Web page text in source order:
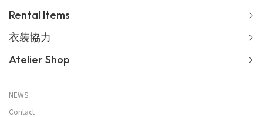
Rental Items
衣装協力
Atelier Shop
NEWS
Contact